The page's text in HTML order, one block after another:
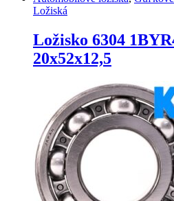
Ložiská
Ložisko 6304
20x52x12,5